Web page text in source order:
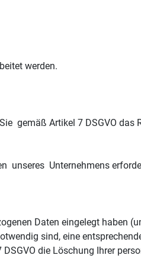
verarbeitet werden.
gemäß Artikel 7 DSGVO das
Unternehmens
Daten eingelegt haben
sind, eine
die Löschung Ihrer